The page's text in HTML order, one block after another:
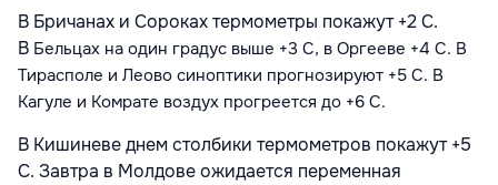
В Бричанах и Сорокахтермометры покажут +2 C.
В Бельцах на один градус выше +3 С, в Оргееве +4 С. В
Тирасполе и Леово синоптики прогнозируют +5 С. В
Кагуле и Комрате воздух прогреется до +6 С.
В Кишиневе днемстолбики термометров покажут +5
С. Завтра в Молдове ожидается переменная